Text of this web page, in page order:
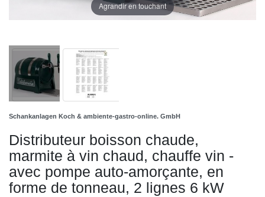
Agrandir en touchant
Schankanlagen Koch & ambiente-gastro-online. GmbH
Distributeur boisson chaude,
marmite à vin chaud, chauffe vin -
avec pompe auto-amorçante, en
forme de tonneau, 2 lignes 6 kW